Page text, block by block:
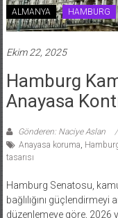
ALMANYA HAMBURG
Ekim 22, 2025
Hamburg
Anayasa
Gönderen: Naciye Aslan
Anayasa koruma
tasarısı
Hamburg Senatosu,
bağlılığını
düzenlemeye göre, 2026